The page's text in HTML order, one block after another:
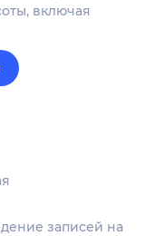
включая
записей на